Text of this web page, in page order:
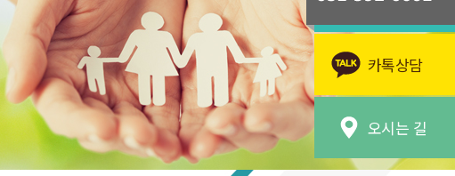
카톡상담
오시는 길